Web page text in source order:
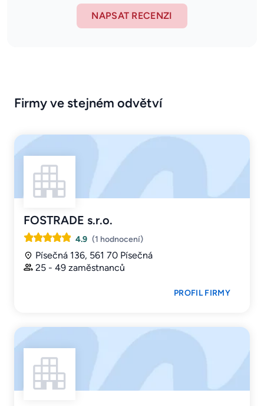
NAPSAT RECENZI
Firmy ve stejném odvětví
FOSTRADE s.r.o.
4.9 (1 hodnocení)
Písečná 136, 561 70 Písečná
25 - 49 zaměstnanců
PROFIL FIRMY